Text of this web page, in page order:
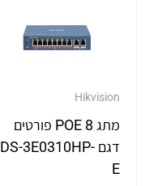
Hikvision
מתג 8 POE פורטים
דגם DS-3E0310HP-
E